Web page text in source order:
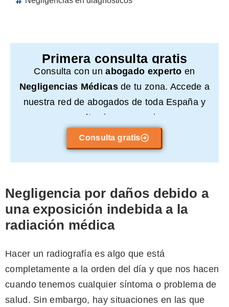
Primera consulta gratis
Consulta con unabogado experto en
Negligencias Médicasde tu zona. Accede a
nuestra red de abogados de toda España y
consulta sin compromiso.
Consulta gratis
Negligencia por daños debido a
una exposición indebida a la
radiación médica
​​Hacer un radiografía es algo que está
completamente a la orden del día y que nos hacen
cuando tenemos cualquier síntoma o problema de
salud. Sin embargo, hay situaciones en las que